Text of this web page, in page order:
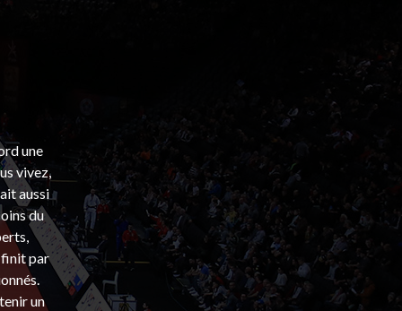
une
vivez,
aussi
du
finit par
un